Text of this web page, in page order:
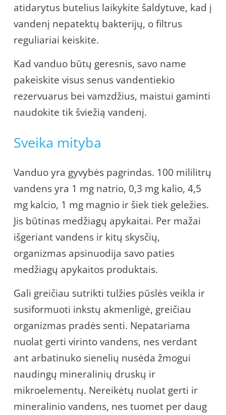
atidarytus butelius laikykite šaldytuve, kad į
vandenį nepatektų bakterijų, o filtrus
reguliariai keiskite.
Kad vanduo būtų geresnis, savo name
pakeiskite visus senus vandentiekio
rezervuarus bei vamzdžius, maistui gaminti
naudokite tik šviežią vandenį.
Sveika mityba
Vanduo yra gyvybės pagrindas. 100 mililitrų
vandens yra 1 mg natrio, 0,3 mg kalio, 4,5
mg kalcio, 1 mg magnio ir šiek tiek geležies.
Jis būtinas medžiagų apykaitai. Per mažai
išgeriant vandens ir kitų skysčių,
organizmas apsinuodija savo paties
medžiagų apykaitos produktais.
Gali greičiau sutrikti tulžies pūslės veikla ir
susiformuoti inkstų akmenligė, greičiau
organizmas pradės senti. Nepatariama
nuolat gerti virinto vandens, nes verdant
ant arbatinuko sienelių nusėda žmogui
naudingų mineralinių druskų ir
mikroelementų. Nereikėtų nuolat gerti ir
mineralinio vandens, nes tuomet per daug